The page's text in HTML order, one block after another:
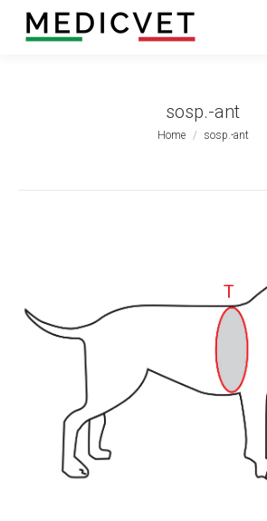
sosp.-ant
Tu sei qui:
Home sosp.-ant